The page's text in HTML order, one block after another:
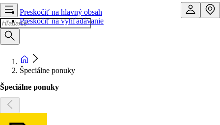
Preskočiť na hlavný obsah
Preskočiť na vyhľadávanie
Špeciálne ponuky
Špeciálne ponuky